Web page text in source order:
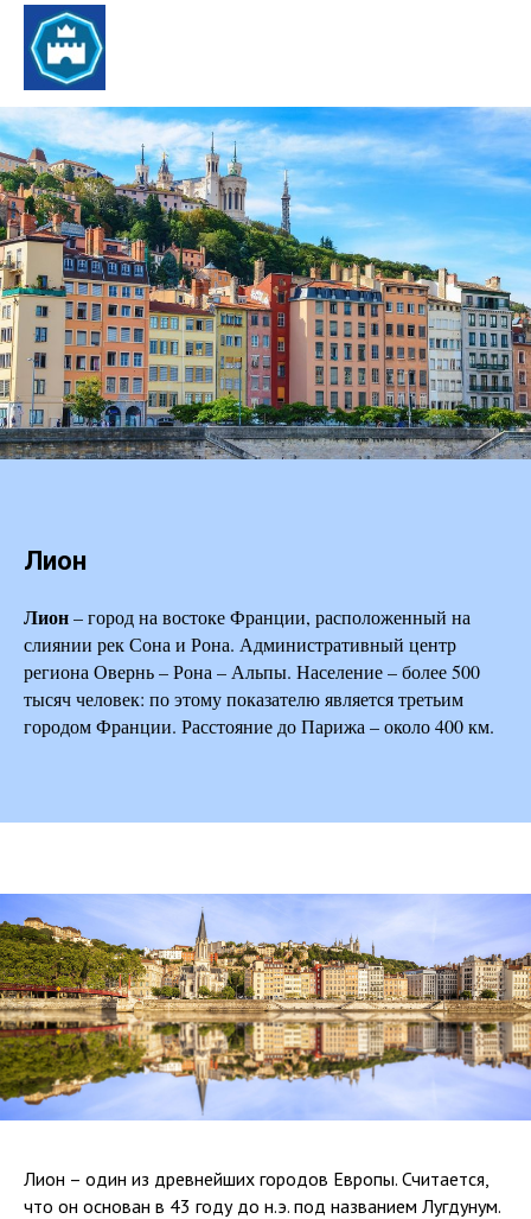
Лион
Лион– город на востоке Франции, расположенный на
слиянии рек Сона и Рона. Административный центр
региона Овернь – Рона – Альпы. Население – более 500
тысяч человек: по этому показателю является третьим
городом Франции. Расстояние до Парижа – около 400 км.
Лион – один из древнейших городов Европы. Считается,
что он основан в 43 году до н.э. под названием Лугдунум.